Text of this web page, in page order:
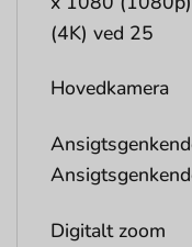
(4K) ved 25
Hovedkamera
Digitalt zoom